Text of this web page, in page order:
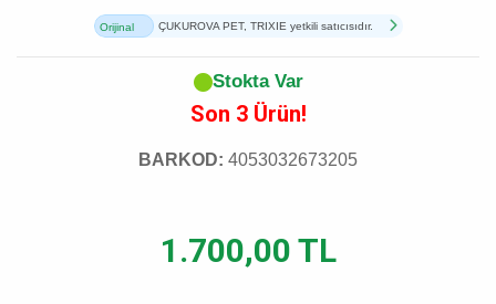
Orijinal
ÇUKUROVA PET, TRIXIE yetkili satıcısıdır.
Stokta Var
Son 3 Ürün!
BARKOD: 4053032673205
1.700,00 TL